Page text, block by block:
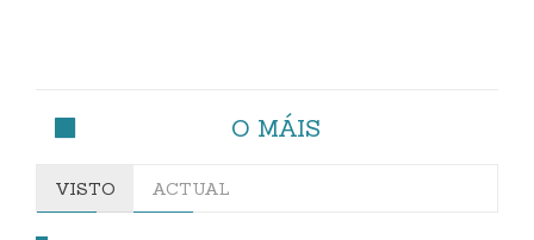
O MÁIS
VISTO ACTUAL